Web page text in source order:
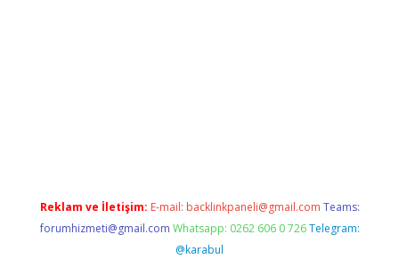
Reklam ve İletişim: E-mail: backlinkpaneli@gmail.com Teams:
forumhizmeti@gmail.com Whatsapp: 0262 606 0 726 Telegram:
@karabul